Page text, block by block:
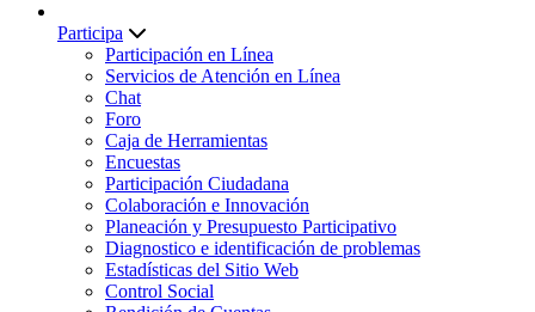
Participa
Participación en Línea
Servicios de Atención en Línea
Chat
Foro
Caja de Herramientas
Encuestas
Participación Ciudadana
Colaboración e Innovación
Planeación y Presupuesto Participativo
Diagnostico e identificación de problemas
Estadísticas del Sitio Web
Control Social